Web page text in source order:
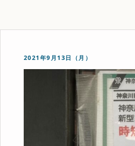
2021年9月13日（月）